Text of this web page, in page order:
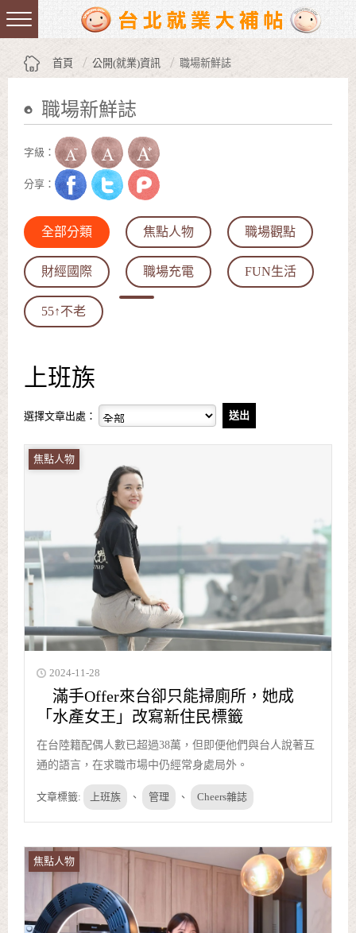
跳到主要內容區塊
:::
首頁 公開(就業)資訊 職場新鮮誌
職場新鮮誌
字級：
分享：
全部分類 焦點人物 職場觀點
財經國際 職場充電 FUN生活
55↑不老
上班族
選擇文章出處：
焦點人物
2024-11-28
滿手Offer來台卻只能掃廁所，她成
「水產女王」改寫新住民標籤
在台陸籍配偶人數已超過38萬，但即便他們與台人說著互
通的語言，在求職市場中仍經常身處局外。
文章標籤: 上班族 、 管理 、 Cheers雜誌
焦點人物